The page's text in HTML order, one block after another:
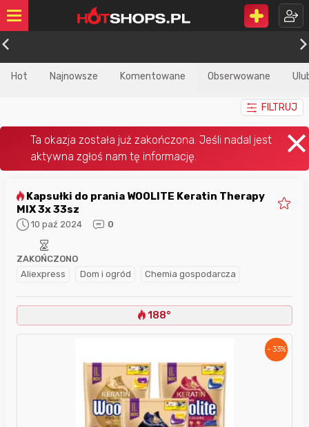
Hot Najnowsze Komentowane Obserwowane
FILTRUJ
MIX 3x 33sz
10 paź 2024 0
Aliexpress Dom i ogród Chemia gospodarcza
ZAKOŃCZONO
188°
- 33%